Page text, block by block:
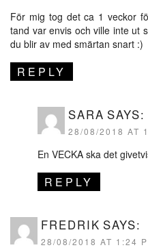
För mig tog det ca 1 veckor
tand var envis och ville inte ut
du blir av med smärtan snart :)
REPLY
SARA SAYS:
28/08/2018 AT
En VECKA ska det
REPLY
FREDRIK SAYS:
28/08/2018 AT 1:24